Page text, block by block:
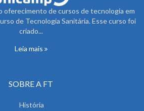
oferecimento de cursos de tecnologia em
de Tecnologia Sanitária. Esse curso foi
criado...
Leia mais
SOBRE A FT
História